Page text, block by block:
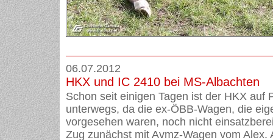
06.07.2012
HKX und IC 2410 bei MS-Albachten
Schon seit einigen Tagen ist der HKX auf
unterwegs, da die ex-ÖBB-Wagen, die
vorgesehen waren, noch nicht
Zug zunächst mit Avmz-Wagen vom Alex.